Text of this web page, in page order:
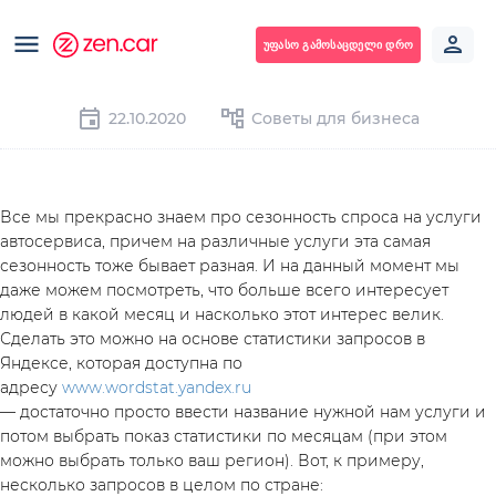
ᲣᲤᲐᲡᲝ ᲒᲐᲛᲝᲡᲐᲪᲓᲔᲚᲘ ᲓᲠᲝ
22.10.2020 Советы для бизнеса
Все мы прекрасно знаем про сезонность спроса на услуги
автосервиса, причем на различные услуги эта самая
сезонность тоже бывает разная. И на данный момент мы
даже можем посмотреть, что больше всего интересует
людей в какой месяц и насколько этот интерес велик.
Сделать это можно на основе статистики запросов в
Яндексе, которая доступна по
адресу www.wordstat.yandex.ru
— достаточно просто ввести название нужной нам услуги и
потом выбрать показ статистики по месяцам (при этом
можно выбрать только ваш регион). Вот, к примеру,
несколько запросов в целом по стране: